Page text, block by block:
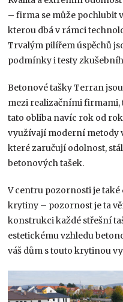
– firma se může pochlubit
kterou dbá v rámci
Trvalým pilířem úspěchů
podmínky i testy
Betonové tašky Terran
mezi realizačními firmami,
tato obliba navíc rok od
využívají moderní metody
které zaručují odolnost,
betonových tašek.
V centru pozornosti je
krytiny – pozornost je ta
konstrukci každé střešní
estetickému vzhledu
váš dům s touto krytinou